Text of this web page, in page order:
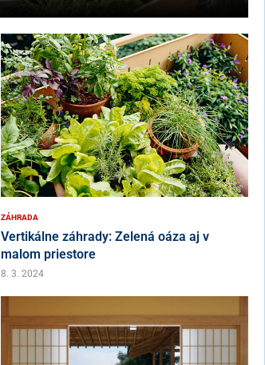
ZÁHRADA
Vertikálne záhrady: Zelená oáza aj v
malom priestore
8. 3. 2024